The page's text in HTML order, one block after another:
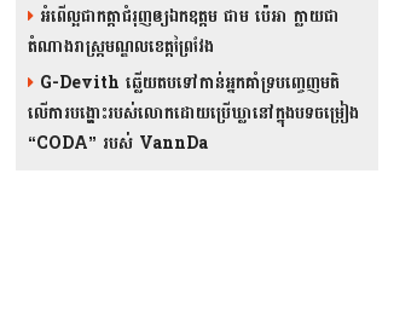
អំពើល្អជាកត្តាជំរុញឲ្យឯកឧត្តម ជាម ប៉េអា ក្លាយជា
តំណាងរាស្ត្រមណ្ឌលខេត្តព្រៃវែង
G-Devith ឆ្លើយតបទៅកាន់អ្នកគាំទ្របញ្ចេញមតិ
លើការបង្ហោះរបស់លោកដោយប្រើឃ្លានៅក្នុងបទចម្រៀង
“CODA” រ​​​បស់ VannDa